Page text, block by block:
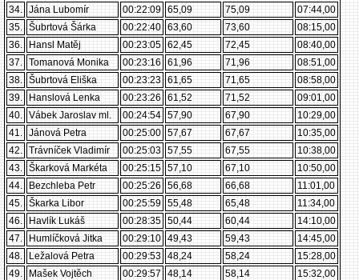
34. Jána Lubomír 00:22:09 65,09 75,09
07:44,00
35. Šubrtová Šárka 00:22:40 63,60 73,60
08:15,00
36.
Hansl Matěj 00:23:05 62,45 72,45
08:40,00
37. Tomanová Monika 00:23:16 61,96 71,96
08:51,00
38. Šubrtová Eliška 00:23:23 61,65 71,65
08:58,00
39.
Hanslová Lenka 00:23:26 61,52 71,52
09:01,00
40. Vábek Jaroslav ml. 00:24:54 57,90 67,90
10:29,00
41. Jánová Petra 00:25:00 57,67 67,67
10:35,00
42. Trávníček Vladimír 00:25:03 57,55 67,55
10:38,00
43. Škarková Markéta 00:25:15 57,10 67,10
10:50,00
44.
Bezchleba Petr 00:25:26 56,68 66,68
11:01,00
45. Škarka Libor 00:25:59 55,48 65,48
11:34,00
46.
Havlík Lukáš 00:28:35 50,44 60,44
14:10,00
47.
Humlíčková Jitka 00:29:10 49,43 59,43
14:45,00
48.
Ležalová Petra 00:29:53 48,24 58,24
15:28,00
49.
Mašek Vojtěch 00:29:57 48,14 58,14
15:32,00